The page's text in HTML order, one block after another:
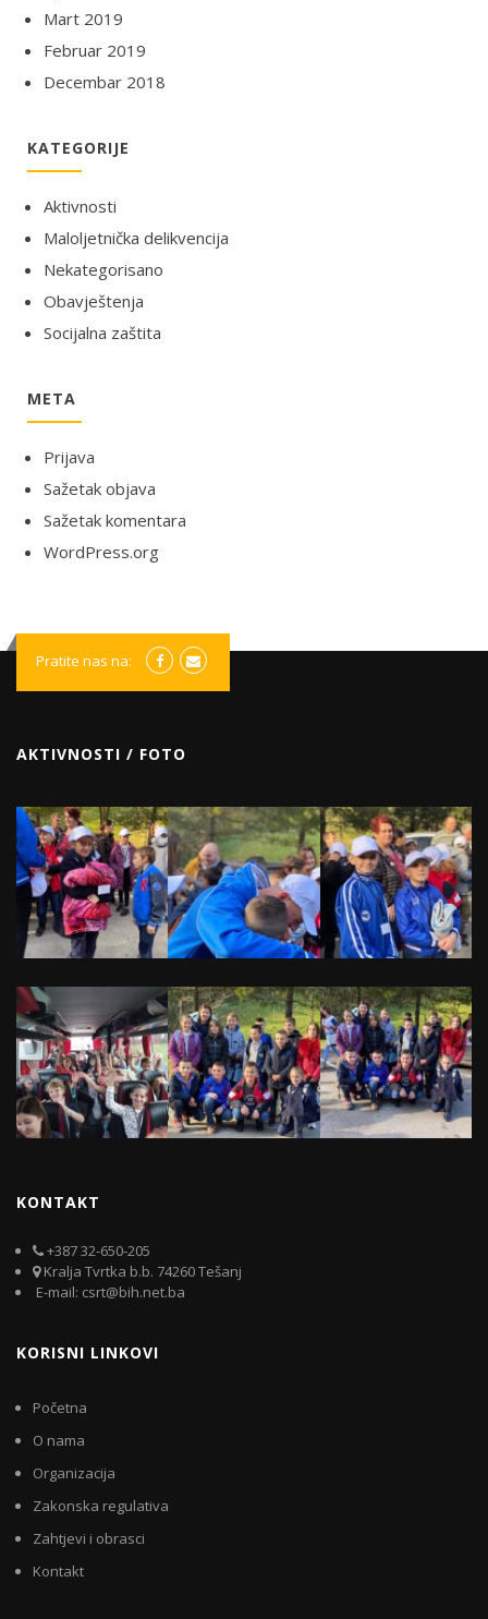
Mart 2019
Februar 2019
Decembar 2018
KATEGORIJE
Aktivnosti
Maloljetnička delikvencija
Nekategorisano
Obavještenja
Socijalna zaštita
META
Prijava
Sažetak objava
Sažetak komentara
WordPress.org
Pratite nas na:
AKTIVNOSTI / FOTO
KONTAKT
+387 32-650-205
Kralja Tvrtka b.b. 74260 Tešanj
E-mail: csrt@bih.net.ba
KORISNI LINKOVI
Početna
O nama
Organizacija
Zakonska regulativa
Zahtjevi i obrasci
Kontakt